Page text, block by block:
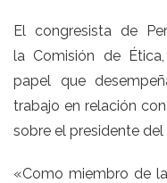
El congresista de
la Comisión de Ética
papel que
trabajo en relación
sobre el presidente
«Como miembro de